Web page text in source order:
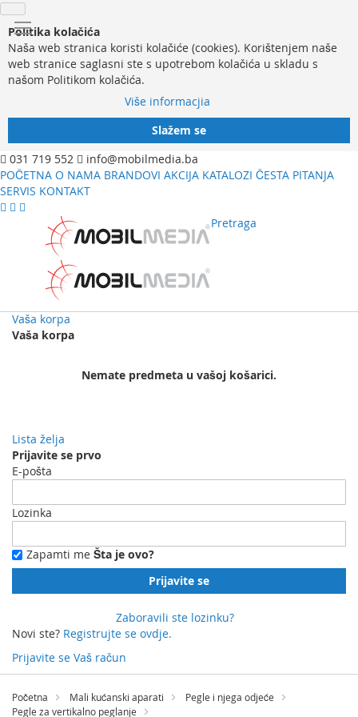
Politika kolačića
Naša web stranica koristi kolačiće (cookies). Korištenjem naše
web stranice saglasni ste s upotrebom kolačića u skladu s
našom Politikom kolačića.
Više informacjia
Slažem se
031 719 552
info@mobilmedia.ba
POČETNA O NAMA BRANDOVI AKCIJA KATALOZI ČESTA PITANJA
SERVIS KONTAKT
Pretraga
Vaša korpa
Vaša korpa
Nemate predmeta u vašoj košarici.
Lista želja
Prijavite se prvo
E-pošta
Lozinka
Zapamti me Šta je ovo?
Prijavite se
Zaboravili ste lozinku?
Novi ste? Registrujte se ovdje.
Prijavite se Vaš račun
Preskočite
sadržaj
Početna Mali kućanski aparati
Pegle i njega odjeće
Pegle za vertikalno peglanje